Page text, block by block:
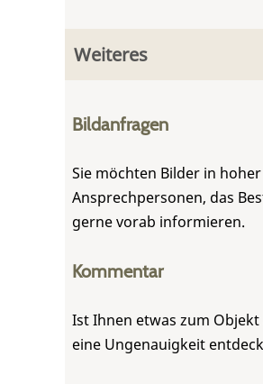
Weiteres
Bildanfragen
Sie möchten Bilder in
Ansprechpersonen, das
gerne vorab informieren.
Kommentar
Ist Ihnen etwas zum
eine Ungenauigkeit